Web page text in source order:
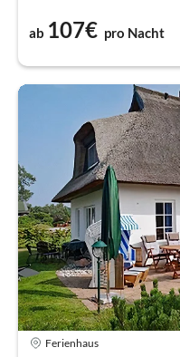
ab 107€ pro Nacht
Ferienhaus